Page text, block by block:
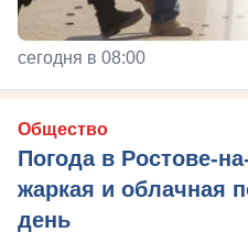
сегодня в 08:00
Общество
Погода в Ростове-
жаркая и облачная
день